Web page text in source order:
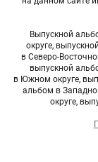
Выпускной
округе,
в Северо-
выпускной
в Южном округе,
альбом в
округе,